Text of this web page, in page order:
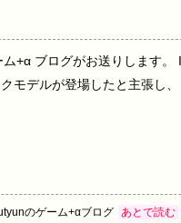
+α ブログがお送りします
クモデルが登場したと主張し
のゲーム+αブログ あとで読む